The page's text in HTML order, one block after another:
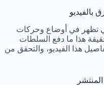
بالفيديو
تظهر في أوضاع وحركات
هذا ما دفع السلطات
هذا الفيديو، والتحقق من